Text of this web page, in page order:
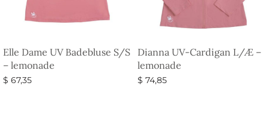
Elle Dame UV Badebluse S/S
– lemonade
$ 67,35
Dianna UV-Cardigan L/Æ –
lemonade
$ 74,85